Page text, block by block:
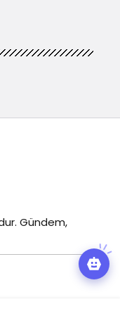
Gündem,